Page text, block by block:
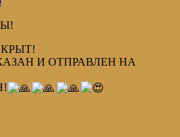
И ОТПРАВЛЕН НА